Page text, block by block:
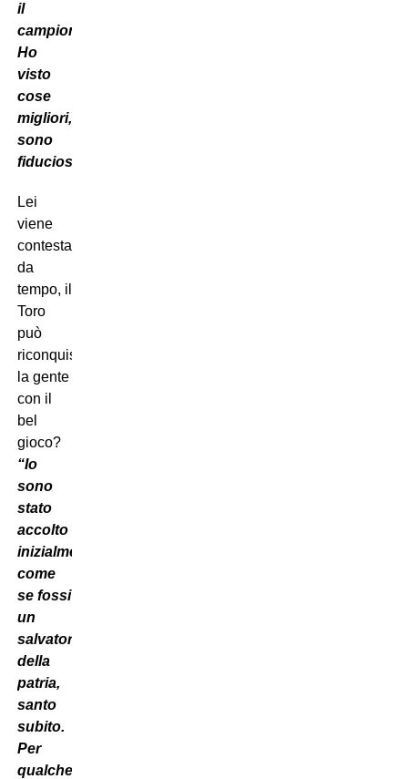
il
campionato.
Ho
visto
cose
migliori,
sono
fiducioso”
Lei
viene
contestato
da
tempo, il
Toro
può
riconquistare
la gente
con il
bel
gioco?
“Io
sono
stato
accolto
inizialmente
come
se fossi
un
salvatore
della
patria,
santo
subito.
Per
qualche